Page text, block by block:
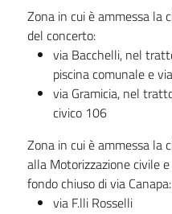
Zona in cui è ammessa la
del concerto:
via Bacchelli, nel
piscina comunale e
via Gramicia, nel
civico 106
Zona in cui è ammessa la
alla Motorizzazione civile
fondo chiuso di via Canapa:
via F.lli Rosselli